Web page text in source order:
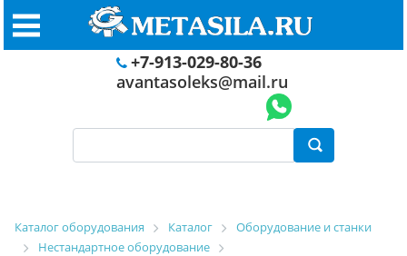
+7-913-029-80-36
avantasoleks@mail.ru
Каталог оборудования Каталог
Оборудование и станки
Нестандартное оборудование